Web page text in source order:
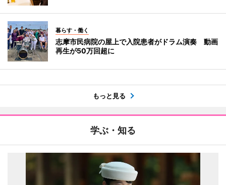
暮らす・働く
志摩市民病院の屋上で入院患者がドラム演奏 動画
再生が50万回超に
もっと見る
学ぶ・知る